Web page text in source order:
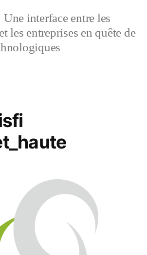
Une interface entre les
les entreprises en quête de